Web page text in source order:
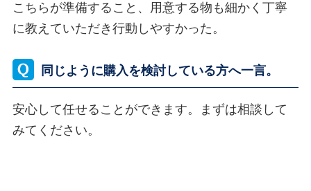
こちらが準備すること、用意する物も細かく丁寧
に教えていただき行動しやすかった。
同じように購入を検討している方へ一言。
安心して任せることができます。まずは相談して
みてください。